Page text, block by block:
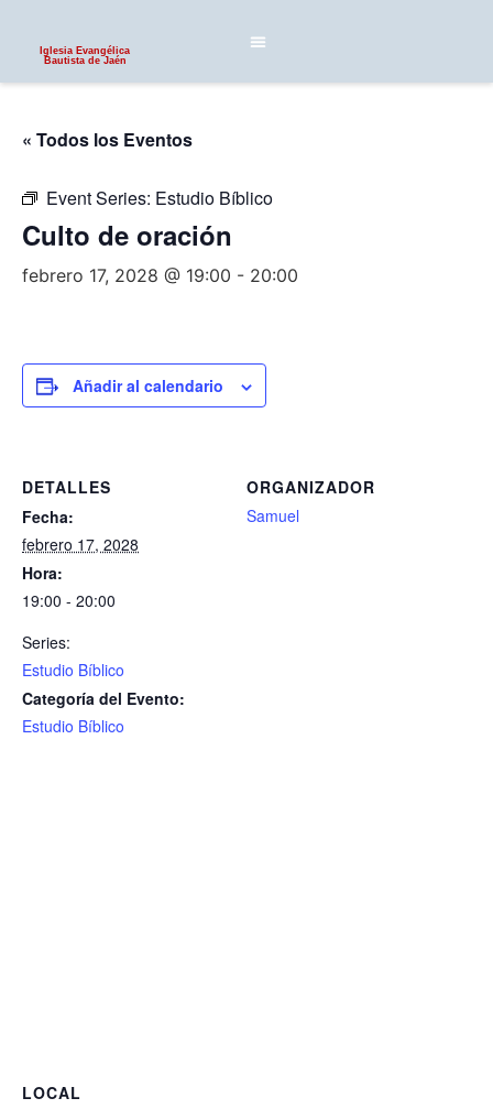
Iglesia Evangélica
Bautista de Jaén
« Todos los Eventos
Event Series: Estudio Bíblico
Culto de oración
febrero 17, 2028 @ 19:00 - 20:00
Añadir al calendario
DETALLES
Fecha:
febrero 17, 2028
Hora:
19:00 - 20:00
Series:
Estudio Bíblico
Categoría del Evento:
Estudio Bíblico
ORGANIZADOR
Samuel
LOCAL